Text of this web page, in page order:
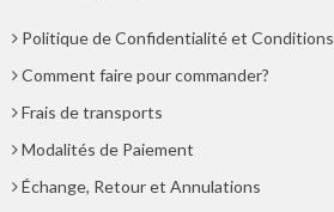
Politique de Confidentialité et Conditions
Comment faire pour commander?
Frais de transports
Modalités de Paiement
Échange, Retour et Annulations